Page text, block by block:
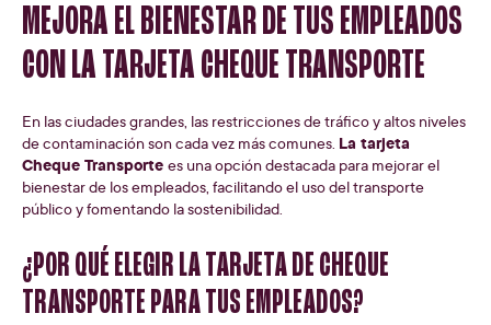
MEJORA EL BIENESTAR DE TUS EMPLEADOS
CON LA TARJETA CHEQUE TRANSPORTE
En las ciudades grandes, las restricciones de tráfico y altos niveles
de contaminación son cada vez más comunes. La tarjeta
Cheque Transporte es una opción destacada para mejorar el
bienestar de los empleados, facilitando el uso del transporte
público y fomentando la sostenibilidad.
¿POR QUÉ ELEGIR LA TARJETA DE CHEQUE
TRANSPORTE PARA TUS EMPLEADOS?